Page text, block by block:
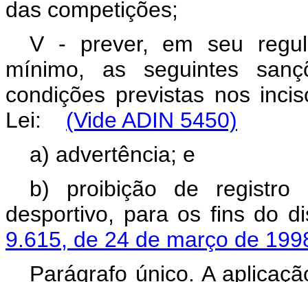
das competições;
V - prever, em seu
mínimo, as seguintes
condições previstas nos
Lei: (Vide ADIN 5450)
a) advertência; e
b) proibição de registro
desportivo, para os fins do
9.615, de 24 de março de
Parágrafo único. A